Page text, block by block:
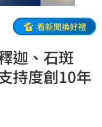
看新聞換好禮
迦、石斑
持度創10年